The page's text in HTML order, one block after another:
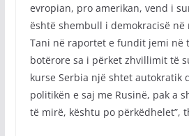
evropian, pro amerikan, vend i
është shembull i demokracisë
Tani në raportet e fundit jemi në
botërore sa i përket zhvillimit të
kurse Serbia një shtet autokratik
politikën e saj me Rusinë, pak a
të mirë, kështu po përkëdhelet”,